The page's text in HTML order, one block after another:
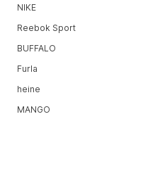
NIKE
Reebok Sport
BUFFALO
Furla
heine
MANGO